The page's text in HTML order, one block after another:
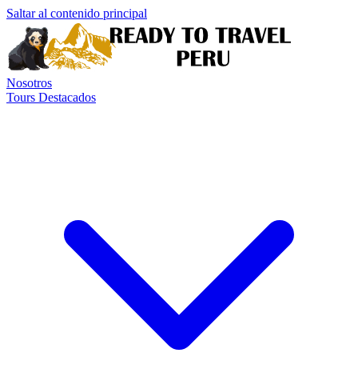
Saltar al contenido principal
Nosotros
Tours Destacados